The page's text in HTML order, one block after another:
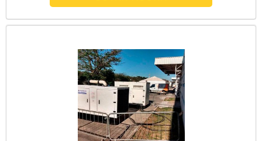
para a instalação de circuitos, caso haja necessidade, no
mesmo gabinete. Fator este que garante a transferência